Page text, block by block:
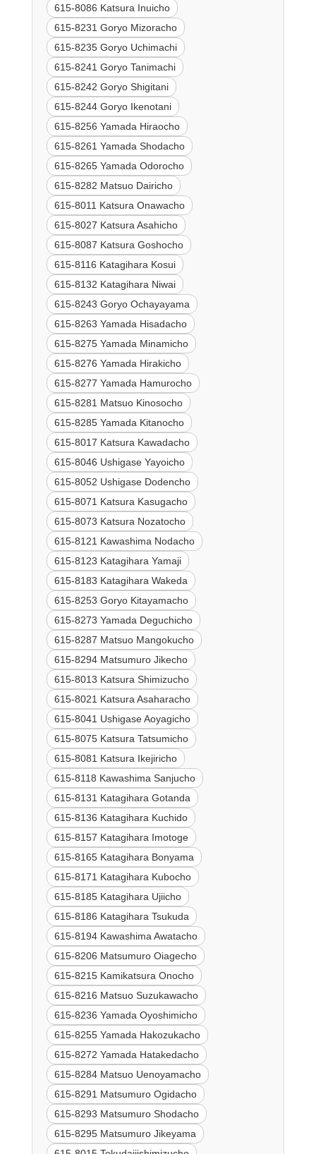
615-8086 Katsura Inuicho
615-8231 Goryo Mizoracho
615-8235 Goryo Uchimachi
615-8241 Goryo Tanimachi
615-8242 Goryo Shigitani
615-8244 Goryo Ikenotani
615-8256 Yamada Hiraocho
615-8261 Yamada Shodacho
615-8265 Yamada Odorocho
615-8282 Matsuo Dairicho
615-8011 Katsura Onawacho
615-8027 Katsura Asahicho
615-8087 Katsura Goshocho
615-8116 Katagihara Kosui
615-8132 Katagihara Niwai
615-8243 Goryo Ochayayama
615-8263 Yamada Hisadacho
615-8275 Yamada Minamicho
615-8276 Yamada Hirakicho
615-8277 Yamada Hamurocho
615-8281 Matsuo Kinosocho
615-8285 Yamada Kitanocho
615-8017 Katsura Kawadacho
615-8046 Ushigase Yayoicho
615-8052 Ushigase Dodencho
615-8071 Katsura Kasugacho
615-8073 Katsura Nozatocho
615-8121 Kawashima Nodacho
615-8123 Katagihara Yamaji
615-8183 Katagihara Wakeda
615-8253 Goryo Kitayamacho
615-8273 Yamada Deguchicho
615-8287 Matsuo Mangokucho
615-8294 Matsumuro Jikecho
615-8013 Katsura Shimizucho
615-8021 Katsura Asaharacho
615-8041 Ushigase Aoyagicho
615-8075 Katsura Tatsumicho
615-8081 Katsura Ikejiricho
615-8118 Kawashima Sanjucho
615-8131 Katagihara Gotanda
615-8136 Katagihara Kuchido
615-8157 Katagihara Imotoge
615-8165 Katagihara Bonyama
615-8171 Katagihara Kubocho
615-8185 Katagihara Ujiicho
615-8186 Katagihara Tsukuda
615-8194 Kawashima Awatacho
615-8206 Matsumuro Oiagecho
615-8215 Kamikatsura Onocho
615-8216 Matsuo Suzukawacho
615-8236 Yamada Oyoshimicho
615-8255 Yamada Hakozukacho
615-8272 Yamada Hatakedacho
615-8284 Matsuo Uenoyamacho
615-8291 Matsumuro Ogidacho
615-8293 Matsumuro Shodacho
615-8295 Matsumuro Jikeyama